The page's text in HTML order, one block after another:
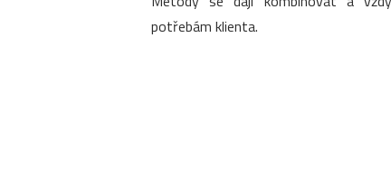
potřebám klienta.